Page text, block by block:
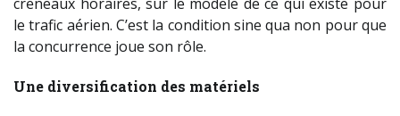
le trafic aérien. C’est la condition sine qua non pour que
la concurrence joue son rôle.
Une diversification des matériels